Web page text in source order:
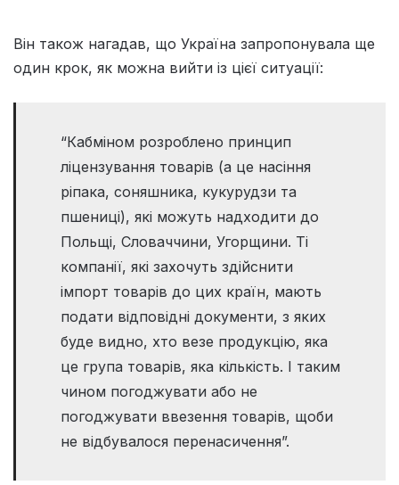
Він також нагадав, що Україна запропонувала ще
один крок, як можна вийти із цієї ситуації:
“Кабміном розроблено принцип
ліцензування товарів (а це насіння
ріпака, соняшника, кукурудзи та
пшениці), які можуть надходити до
Польщі, Словаччини, Угорщини. Ті
компанії, які захочуть здійснити
імпорт товарів до цих країн, мають
подати відповідні документи, з яких
буде видно, хто везе продукцію, яка
це група товарів, яка кількість. І таким
чином погоджувати або не
погоджувати ввезення товарів, щоби
не відбувалося перенасичення”.